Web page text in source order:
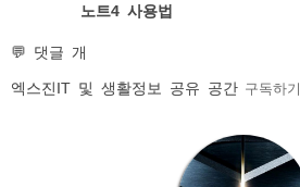
노트4 사용법
💬 댓글 개
엑스진 IT 및 생활정보 공유 공간 구독하기